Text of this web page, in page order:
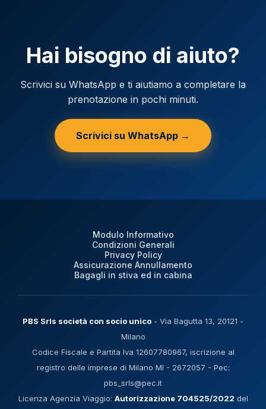
Hai bisogno di aiuto?
Scrivici su WhatsApp e ti aiutiamo a completare la
prenotazione in pochi minuti.
Scrivici su WhatsApp →
Modulo Informativo
Condizioni Generali
Privacy Policy
Assicurazione Annullamento
Bagagli in stiva ed in cabina
PBS Srls società con socio unico - Via Bagutta 13, 20121 -
Milano
Codice Fiscale e Partita Iva 12607780967, iscrizione al
registro delle imprese di Milano MI - 2672057 - Pec:
pbs_srls@pec.it
Licenza Agenzia Viaggio: Autorizzazione 704525/2022 del